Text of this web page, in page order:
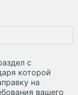
с
которой
на
вашего